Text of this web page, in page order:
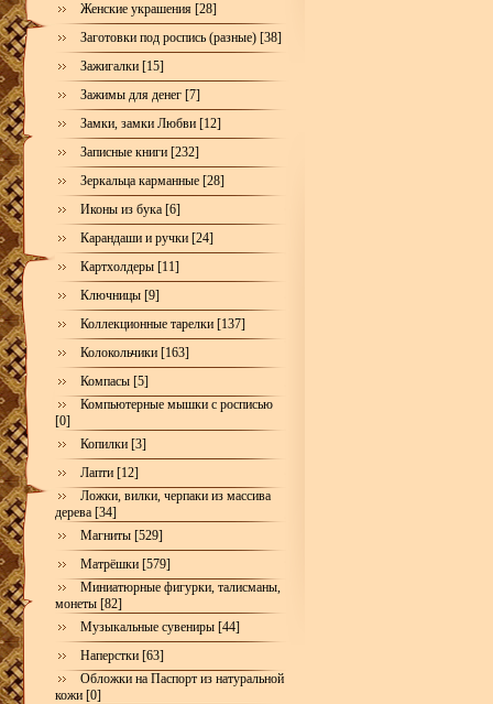
Женские украшения [28]
Заготовки под роспись (разные) [38]
Зажигалки [15]
Зажимы для денег [7]
Замки, замки Любви [12]
Записные книги [232]
Зеркальца карманные [28]
Иконы из бука [6]
Карандаши и ручки [24]
Картхолдеры [11]
Ключницы [9]
Коллекционные тарелки [137]
Колокольчики [163]
Компасы [5]
Компьютерные мышки с росписью
[0]
Копилки [3]
Лапти [12]
Ложки, вилки, черпаки из массива
дерева [34]
Магниты [529]
Матрёшки [579]
Миниатюрные фигурки, талисманы,
монеты [82]
Музыкальные сувениры [44]
Наперстки [63]
Обложки на Паспорт из натуральной
кожи [0]